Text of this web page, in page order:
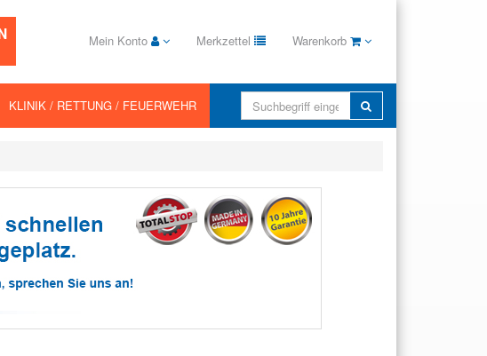
Mein Konto Merkzettel Warenkorb
KLINIK / RETTUNG / FEUERWEHR